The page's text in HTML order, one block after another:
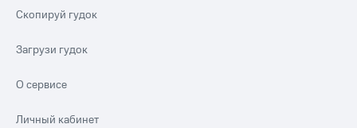
Скопируй гудок
Загрузи гудок
О сервисе
Личный кабинет